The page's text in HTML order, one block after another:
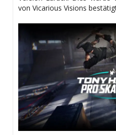
von Vicarious Visions